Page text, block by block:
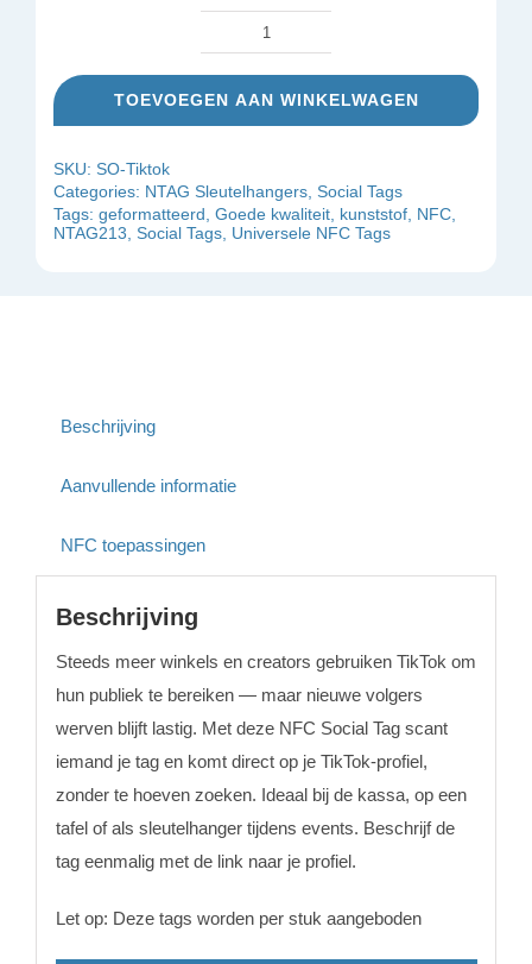
Social
TOEVOEGEN AAN WINKELWAGEN
SKU: SO-Tiktok
Categories: NTAG Sleutelhangers, Social Tags
Tags: geformatteerd, Goede kwaliteit, kunststof, NFC,
NTAG213, Social Tags, Universele NFC Tags
Beschrijving
Aanvullende informatie
NFC toepassingen
Beschrijving
Steeds meer winkels en creators gebruiken TikTok om
hun publiek te bereiken — maar nieuwe volgers
werven blijft lastig. Met deze NFC Social Tag scant
iemand je tag en komt direct op je TikTok-profiel,
zonder te hoeven zoeken. Ideaal bij de kassa, op een
tafel of als sleutelhanger tijdens events. Beschrijf de
tag eenmalig met de link naar je profiel.
Let op: Deze tags worden per stuk aangeboden